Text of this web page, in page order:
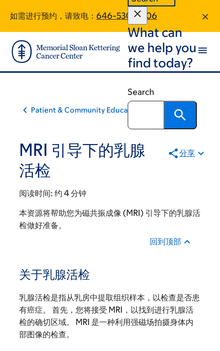
main
content
footer
如需进行预约，请致电： 646-530-6506
What can
we help you
find today?
Search
Patient & Community Education
MRI 引导下的乳腺
活检
分享
阅读时间: 约 4 分钟
本资源将帮助您为磁共振成像 (MRI) 引导下的乳腺活
检做好准备。
回到顶部
关于乳腺活检
乳腺活检是指从乳房中提取组织样本，以检查是否患
有癌症。 首先，您将接受 MRI，以找到进行乳腺活
检的确切区域。 MRI 是一种利用强磁场拍摄身体内
部图像的检查。